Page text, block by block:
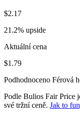
$2.17
21.2% upside
Aktuální cena
$1.79
Podhodnoceno Férová
Podle Bulios Fair Price
své tržní ceně. Jak to